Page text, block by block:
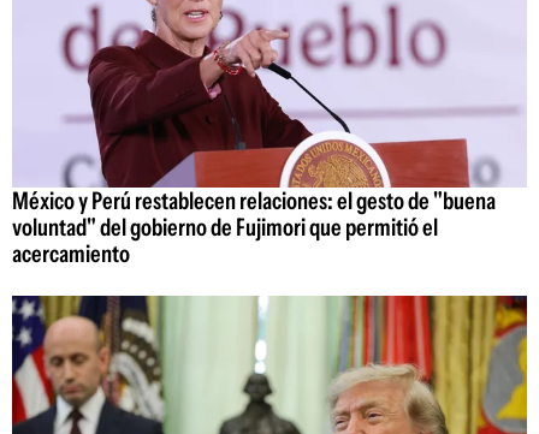
México y Perú restablecen relaciones: el gesto de "buena
voluntad" del gobierno de Fujimori que permitió el
acercamiento